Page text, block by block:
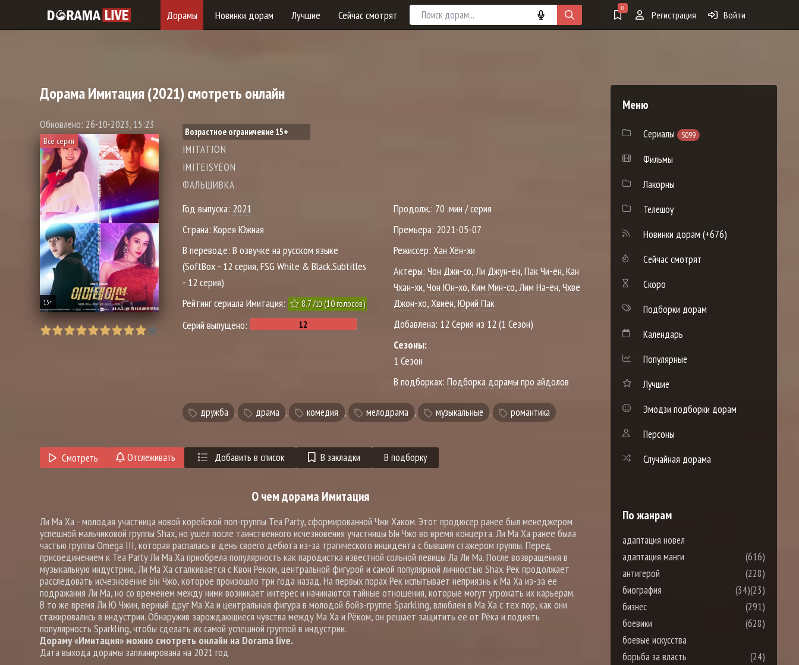
Дорамы Новинки дорам Лучшие Сейчас смотрят 0
Регистрация Войти
ДорамаИмитация(2021) смотреть онлайн
Обновлено: 26-10-2023, 15:23
Все серии
15+
Возрастное ограничение 15+
IMITATION
IMITEISYEON
ФАЛЬШИВКА
Год выпуска: 2021
Страна: Корея Южная
В переводе: В озвучке на русском языке
(SoftBox - 12 серия, FSG White & Black.Subtitles
- 12 серия)
Рейтинг сериала Имитация:
8.7/10(10голосов)
Серий выпущено:
Продолж.: 70 .мин / серия
Премьера: 2021-05-07
Режиссер: Хан Хён-хи
Актеры: Чон Джи-со,Ли Джун-ён,Пак Чи-ён,Кан
Чхан-хи,Чон Юн-хо,Ким Мин-со,Лим На-ён,Чхве
Джон-хо,Хвиён,Юрий Пак
Добавлена: 12 Серия из 12 (1 Сезон)
Сезоны:
1 Сезон
В подборках: Подборка дорамы про айдолов
дружба , драма , комедия , мелодрама , музыкальные , романтика
Смотреть Отслеживать Добавить в список В закладки В подборку
О чем дорама Имитация
Ли Ма Ха - молодая участница новой корейской поп-группы Tea Party, сформированной Чжи Хаком. Этот продюсер ранее был менеджером
успешной мальчиковой группы Shax, но ушел после таинственного исчезновения участницы Ын Чжо во время концерта. Ли Ма Ха ранее была
частью группы Omega III, которая распалась в день своего дебюта из-за трагического инцидента с бывшим стажером группы. Перед
присоединением к Tea Party Ли Ма Ха приобрела популярность как пародистка известной сольной певицы Ла Ли Ма. После возвращения в
музыкальную индустрию, Ли Ма Ха сталкивается с Квон Рёком, центральной фигурой и самой популярной личностью Shax. Рёк продолжает
расследовать исчезновение Ын Чжо, которое произошло три года назад. На первых порах Рёк испытывает неприязнь к Ма Ха из-за ее
подражания Ли Ма, но со временем между ними возникает интерес и начинаются тайные отношения, которые могут угрожать их карьерам.
В то же время Ли Ю Чжин, верный друг Ма Ха и центральная фигура в молодой бойз-группе Sparkling, влюблен в Ма Ха с тех пор, как они
стажировались в индустрии. Обнаружив зарождающиеся чувства между Ма Ха и Рёком, он решает защитить ее от Рёка и поднять
популярность Sparkling, чтобы сделать их самой успешной группой в индустрии.
Дораму «Имитация» можно смотреть онлайн на Dorama live.
Дата выхода дорамы запланирована на 2021 год
Меню
Сериалы 5099
Фильмы
Лакорны
Телешоу
Новинки дорам (+676)
Сейчас смотрят
Скоро
Подборки дорам
Календарь
Популярные
Лучшие
Эмодзи подборки дорам
Персоны
Случайная дорама
По жанрам
адаптация новел
(616)
адаптация манги
(228)
антигерой
(23)
биография
(34)
бизнес
(291)
боевики
(628)
боевые искусства
(24)
борьба за власть